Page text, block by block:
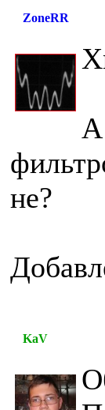
ZoneRR
А
не?
KaV